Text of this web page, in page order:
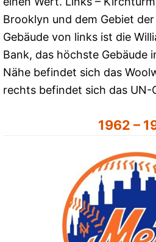
Brooklyn und dem Gebiet
Gebäude von links ist die
Bank, das höchste Gebäude
Nähe befindet sich das
rechts befindet sich das UN-
1962 –